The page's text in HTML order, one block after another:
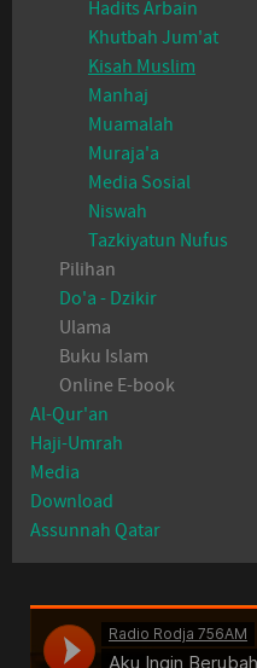
Hadits Arbain
Khutbah Jum'at
Kisah Muslim
Manhaj
Muamalah
Muraja'a
Media Sosial
Niswah
Tazkiyatun Nufus
Pilihan
Do'a - Dzikir
Ulama
Buku Islam
Online E-book
Al-Qur'an
Haji-Umrah
Media
Download
Assunnah Qatar